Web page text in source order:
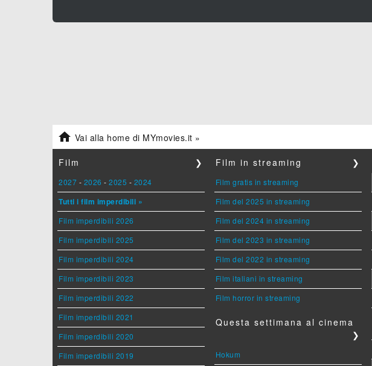
 Vai alla home di MYmovies.it »
Film ❯
2027 - 2026 - 2025 - 2024
Tutti i film imperdibili »
Film imperdibili 2026
Film imperdibili 2025
Film imperdibili 2024
Film imperdibili 2023
Film imperdibili 2022
Film imperdibili 2021
Film imperdibili 2020
Film imperdibili 2019
Film in streaming ❯
Film gratis in streaming
Film del 2025 in streaming
Film del 2024 in streaming
Film del 2023 in streaming
Film del 2022 in streaming
Film italiani in streaming
Film horror in streaming
Questa settimana al cinema
❯
Hokum